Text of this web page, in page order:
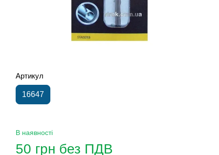
Артикул
16647
В наявності
50 грн без ПДВ